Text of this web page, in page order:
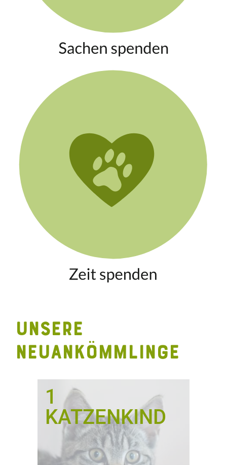
UNSERE
NEUANKÖMMLINGE
1
KATZENKIND